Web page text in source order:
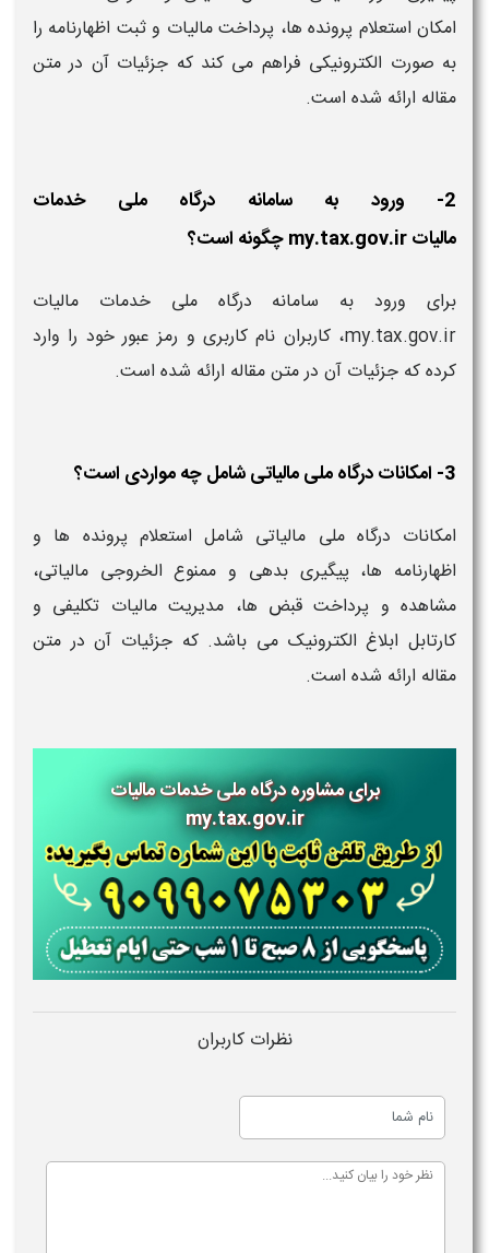
امکان استعلام پرونده ها، پرداخت مالیات و ثبت اظهارنامه را
به صورت الکترونیکی فراهم می کند که جزئیات آن در متن
مقاله ارائه شده است.
2- ورود به سامانه درگاه ملی خدمات
مالیات my.tax.gov.ir چگونه است؟
برای ورود به سامانه درگاه ملی خدمات مالیات
my.tax.gov.ir، کاربران نام کاربری و رمز عبور خود را وارد
کرده که جزئیات آن در متن مقاله ارائه شده است.
3- امکانات درگاه ملی مالیاتی شامل چه مواردی است؟
امکانات درگاه ملی مالیاتی شامل استعلام پرونده ها و
اظهارنامه ها، پیگیری بدهی و ممنوع الخروجی مالیاتی،
مشاهده و پرداخت قبض ها، مدیریت مالیات تکلیفی و
کارتابل ابلاغ الکترونیک می باشد. که جزئیات آن در متن
مقاله ارائه شده است.
برای مشاوره درگاه ملی خدمات مالیات
my.tax.gov.ir
نظرات کاربران